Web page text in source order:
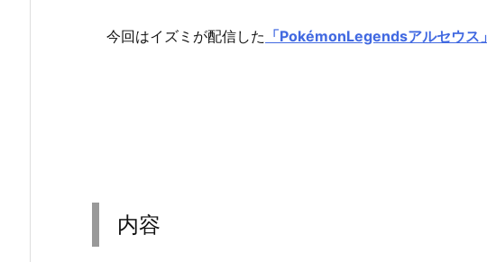
今回はイズミが配信した 「PokémonLegendsアルセウス」
内容